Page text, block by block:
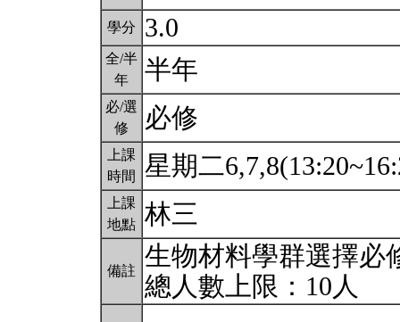
學分 3.0
全/半
年
半年
必/選
修
必修
上課
時間
星期二
上課
地點 林三
備註
生物材料學群選擇必
總人數上限：10人